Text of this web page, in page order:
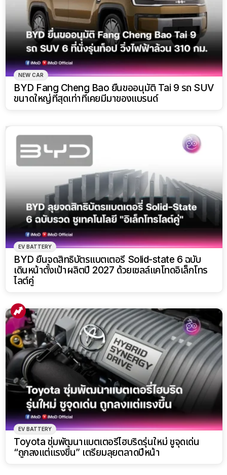
NEW CAR
BYD Fang Cheng Bao ยื่นขออนุมัติ Tai 9 รถ SUV
ขนาดใหญ่ที่สุดเท่าที่เคยมีมาของแบรนด์
EV BATTERY
BYD ยื่นจดสิทธิบัตรแบตเตอรี่ Solid-state 6 ฉบับ
เดินหน้าตั้งเป้าผลิตปี 2027 ด้วยเซลล์แคโทดอิเล็กโทร
ไลต์คู่
EV BATTERY
Toyota ซุ่มพัฒนาแบตเตอรี่ไฮบริดรุ่นใหม่ ชูจุดเด่น
“ถูกลงแต่แรงขึ้น” เตรียมลุยตลาดปีหน้า